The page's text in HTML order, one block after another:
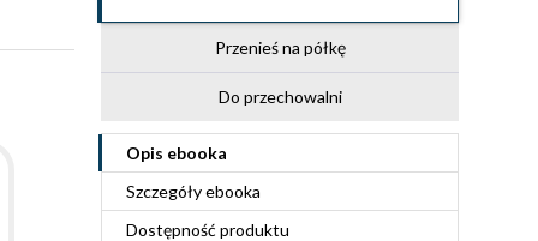
Przenieś na półkę
Do przechowalni
Opis ebooka
Szczegółyebooka
Dostępność produktu